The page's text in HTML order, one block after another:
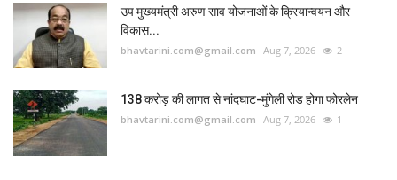
उप मुख्यमंत्री अरुण साव योजनाओं के क्रियान्वयन और
विकास...
bhavtarini.com@gmail.com Aug 7, 2026 2
138 करोड़ की लागत से नांदघाट-मुंगेली रोड होगा फोरलेन
bhavtarini.com@gmail.com Aug 7, 2026 1